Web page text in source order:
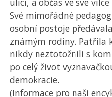
ulici, a občas ve své
Své mimořádné
osobní postoje
známým rodiny. Patřila
nikdy neztotožnili s
po celý život
demokracie.
(Informace pro naši